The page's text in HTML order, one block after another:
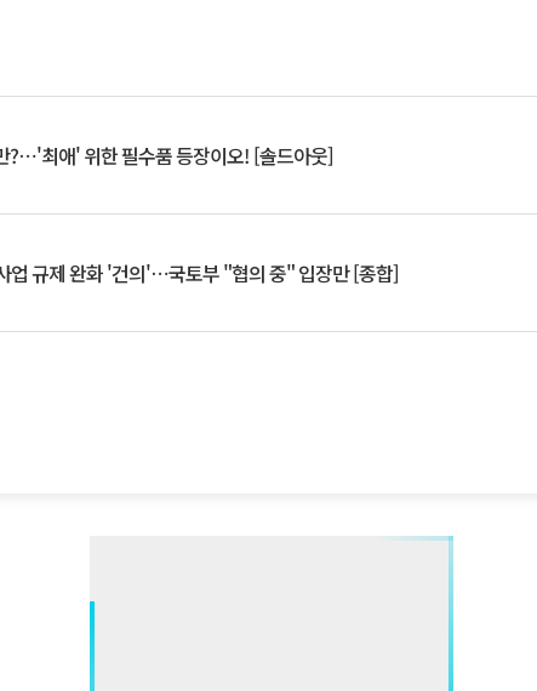
?⋯'최애' 위한 필수품 등장이오! [솔드아웃]
업 규제 완화 '건의'⋯국토부 "협의 중" 입장만 [종합]